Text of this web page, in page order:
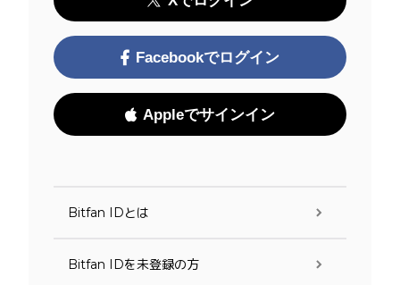
Facebookでログイン
Appleでサインイン
Bitfan IDとは
Bitfan IDを未登録の方